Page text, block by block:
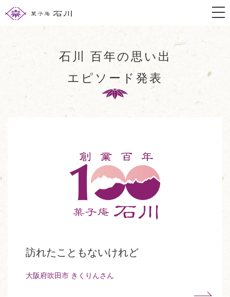
石川 百年の思い出
エピソード発表
訪れたこともないけれど
大阪府吹田市 きくりんさん